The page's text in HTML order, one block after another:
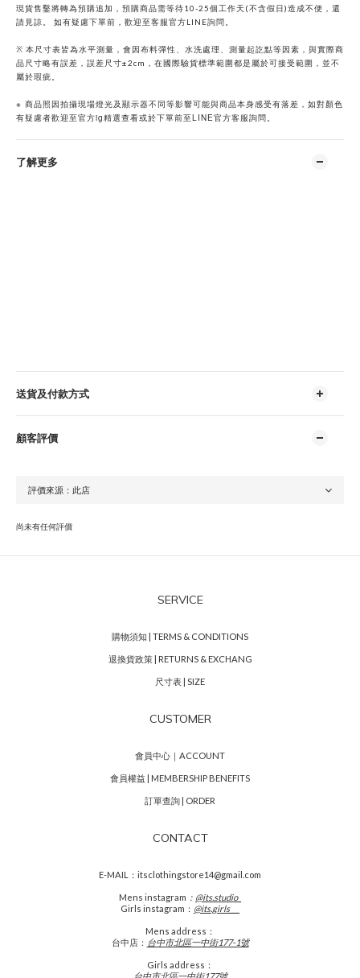
現貨售鑿將轉為預購追加，預購商品需等待10-25個工作天(不含假日)造成不便，還
請見諒。 如有疑慮下單前，歡迎至客服官方LINE詢問。
※ 本尺寸表皆為水平測量，會因布料彈性、水洗處理、測量起訖點等因素，與實際商
品尺寸略有誤差，誤差尺寸±2cm，在國際驗貨標準範圍都是屬於可接受範圍，並不
屬於瑕疵。
※ 商品照因拍攝現場燈光及顯示器不同等影響可能與商品本身感受有落差，如對顏色
有疑慮者歡迎至官方ig精選查看或於下單前至LINE官方客服詢問。
了解更多
送貨及付款方式
顧客評價
尚未有任何評價
SERVICE
購物須知 | TERMS & CONDITIONS
退換貨政策 | RETURNS & EXCHANG
尺寸表 | SIZE
CUSTOMER
會員中心｜ACCOUNT
會員權益 | MEMBERSHIP BENEFITS
訂單查詢 | ORDER
CONTACT
E-MAIL：itsclothingstore14@gmail.com
Mens instagram ： @its.studio_
Girls instagram： @its.girls___
Mens address：
台中店： 台中市北區一中街177-1號
Girls address：